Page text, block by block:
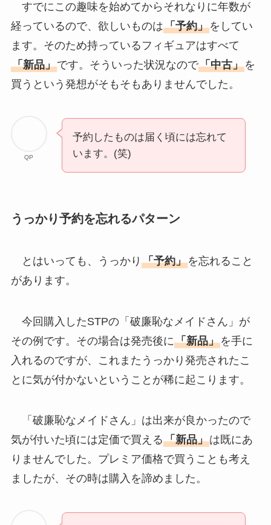
すでにこの趣味を始めてからそれなりに年数が
経っているので、欲しいものは「予約」をしてい
ます。そのため持っているフィギュアはすべて
「新品」です。そういった状況なので「中古」を
買うという発想がそもそもありませんでした。
QP
予約したものは届く頃には忘れて
います。(笑)
うっかり予約を忘れるパターン
とはいっても、うっかり 「予約」を忘れること
があります。
今回購入したSTPの「破廉恥なメイドさん」が
その例です。その場合は発売後に「新品」を手に
入れるのですが、これまたうっかり発売されたこ
とに気が付かないということが稀に起こります。
「破廉恥なメイドさん」は出来が良かったので
気が付いた頃には定価で買える「新品」は既にあ
りませんでした。プレミア価格で買うことも考え
ましたが、その時は購入を諦めました。